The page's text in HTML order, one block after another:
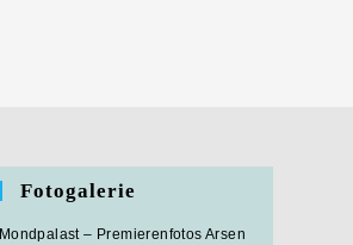
Fotogalerie
Mondpalast – Premierenfotos Arsen